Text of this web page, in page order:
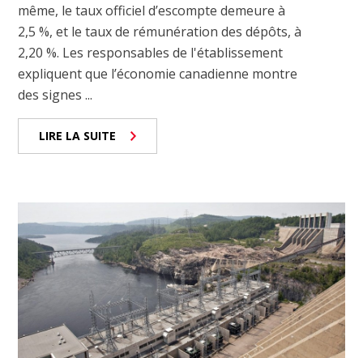
même, le taux officiel d’escompte demeure à
2,5 %, et le taux de rémunération des dépôts, à
2,20 %. Les responsables de l'établissement
expliquent que l’économie canadienne montre
des signes ...
LIRE LA SUITE